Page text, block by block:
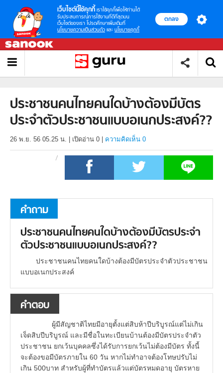
เว็บไซต์นี้ใช้คุกกี้ เราใช้คุกกี้เพื่อให้ท่านได้
รับประสบการณ์การใช้งานที่ดีที่สุดบน
เว็บไซต์ของเรา โปรดศึกษาเพิ่มเติมที่
นโยบายความเป็นส่วนตัว และ นโยบายคุกกี้
ตกลง
ประชาชนคนไทยคนใดบ้างต้องมีบัตร
ประจำตัวประชาชนแบบอเนกประสงค์??
26 พ.ย. 56 05.25 น. เปิดอ่าน 0 ความคิดเห็น 0
คำถาม
ประชาชนคนไทยคนใดบ้างต้องมีบัตรประจำ
ตัวประชาชนแบบอเนกประสงค์??
ประชาชนคนไทยคนใดบ้างต้องมีบัตรประจำตัวประชาชน
แบบอเนกประสงค์
คำตอบ
ผู้มีสัญชาติไทยมีอายุตั้งแต่สิบห้าปีบริบูรณ์แต่ไม่เกิน
เจ็ดสิบปีบริบูรณ์ และมีชื่อในทะเบียนบ้านต้องมีบัตรประจำตัว
ประชาชน ยกเว้นบุคคลซึ่งได้รับการยกเว้นไม่ต้องมีบัตร ทั้งนี้
จะต้องขอมีบัตรภายใน 60 วัน หากไม่ทำอาจต้องโทษปรับไม่
เกิน 500บาท สำหรับผู้ที่ทำบัตรแล้วแต่บัตรหมดอายุ บัตรหาย